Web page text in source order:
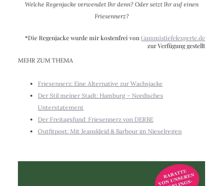
Welche Regenjacke verwendet Ihr denn? Oder setzt Ihr auf einen
Friesennerz?
*Die Regenjacke wurde mir kostenfrei vonGummistiefelexperte.de
zur Verfügung gestellt
MEHR ZUM THEMA
Friesennerz: Eine Alternative zur Wachsjacke
Der Stil meiner Stadt: Hamburg – Nordisches
Unterstatement
Der Freitagsfund: Friesennerz von DERBE
Outfitpost: Mit Jeanskleid & Barbour im Nieselregen